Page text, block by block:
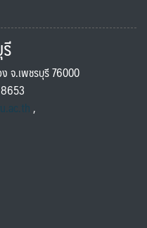
จ.เพชรบุรี 76000
,